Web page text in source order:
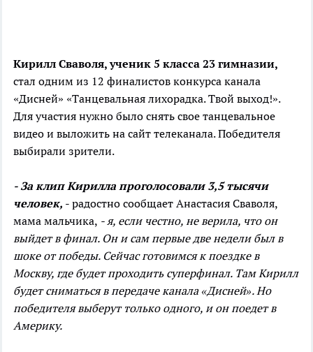
Кирилл Сваволя, ученик 5 класса 23 гимназии,
стал одним из 12 финалистов конкурса канала
«Дисней» «Танцевальная лихорадка. Твой выход!».
Для участия нужно было снять свое танцевальное
видео и выложить на сайт телеканала. Победителя
выбирали зрители.
- За клип Кирилла проголосовали 3,5 тысячи
человек, - радостно сообщает Анастасия Сваволя,
мама мальчика, - я, если честно, не верила, что он
выйдет в финал. Он и сам первые две недели был в
шоке от победы. Сейчас готовимся к поездке в
Москву, где будет проходить суперфинал. Там Кирилл
будет сниматься в передаче канала «Дисней». Но
победителя выберут только одного, и он поедет в
Америку.